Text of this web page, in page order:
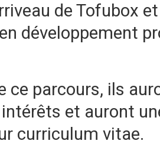
de Tofubox
développement
ce parcours, ils
et auront
curriculum vitae.